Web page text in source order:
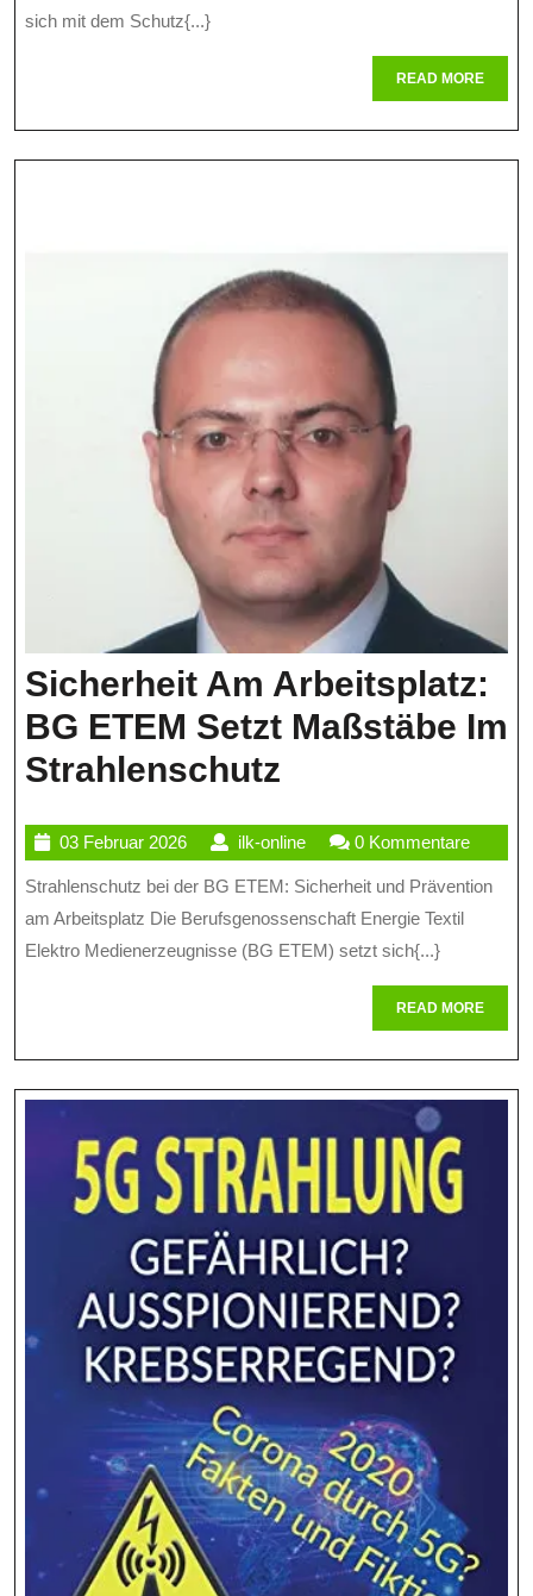
Im
sich mit dem Schutz{...}
READ MOREREAD
MORE
Sicherheit Am Arbeitsplatz:
BG ETEM Setzt Maßstäbe Im
Strahlenschutz
Arbeitsplatz:
BG
ETEM
Maßstäbe
Im
03 Februar 202603
Februar
2026
ilk-onlineilk-
online
0 Kommentare
Strahlenschutz bei der BG ETEM: Sicherheit und Prävention
am Arbeitsplatz Die Berufsgenossenschaft Energie Textil
Elektro Medienerzeugnisse (BG ETEM) setzt sich{...}
READ MOREREAD
MORE